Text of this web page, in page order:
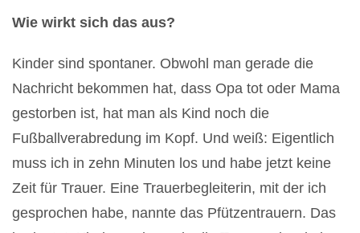
Wie wirkt sich das aus?
Kinder sind spontaner. Obwohl man gerade die
Nachricht bekommen hat, dass Opa tot oder Mama
gestorben ist, hat man als Kind noch die
Fußballverabredung im Kopf. Und weiß: Eigentlich
muss ich in zehn Minuten los und habe jetzt keine
Zeit für Trauer. Eine Trauerbegleiterin, mit der ich
gesprochen habe, nannte das Pfützentrauern. Das